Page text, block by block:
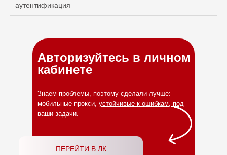
аутентификация
Знаем проблемы, поэтому сделали лучше:
мобильные прокси, устойчивые к ошибкам, под
ваши задачи.
ПЕРЕЙТИ В ЛК
Авторизуйтесь в личном
кабинете